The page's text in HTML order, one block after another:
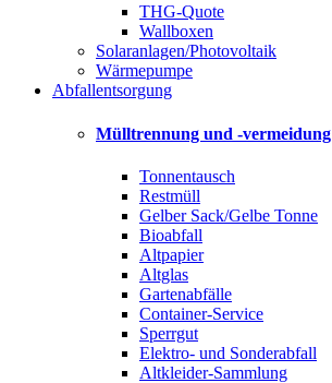
THG-Quote
Wallboxen
Solaranlagen/Photovoltaik
Wärmepumpe
Abfallentsorgung
Mülltrennung und -vermeidung
Tonnentausch
Restmüll
Gelber Sack/Gelbe Tonne
Bioabfall
Altpapier
Altglas
Gartenabfälle
Container-Service
Sperrgut
Elektro- und Sonderabfall
Altkleider-Sammlung